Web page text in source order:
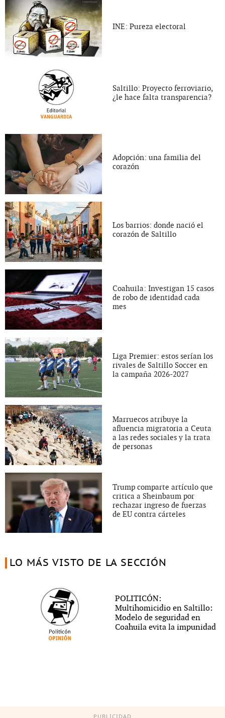
INE: Pureza electoral
Saltillo: Proyecto ferroviario,
¿le hace falta transparencia?
Adopción: una familia del
corazón
Los barrios: donde nació el
corazón de Saltillo
Coahuila: Investigan 15 casos
de robo de identidad cada
mes
Liga Premier: estos serían los
rivales de Saltillo Soccer en
la campaña 2026-2027
Marruecos atribuye la
afluencia migratoria a Ceuta
a las redes sociales y la trata
de personas
Trump comparte artículo que
critica a Sheinbaum por
rechazar ingreso de fuerzas
de EU contra cárteles
LO MÁS VISTO DE LA SECCIÓN
POLITICÓN:
Multihomicidio en Saltillo:
Modelo de seguridad en
Coahuila evita la impunidad
PUBLICIDAD